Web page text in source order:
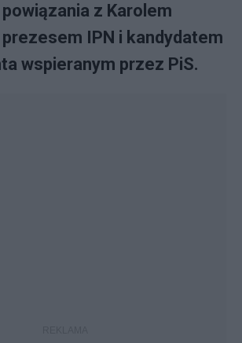
z Karolem
IPN i kandydatem
wspieranym przez PiS.